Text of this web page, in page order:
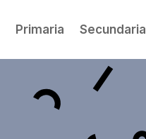
Primaria Secundaria